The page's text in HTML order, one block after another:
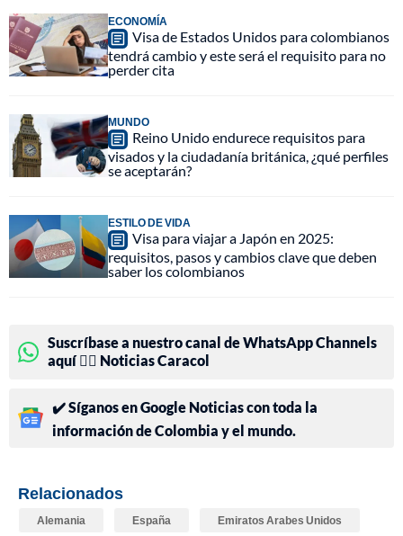
ECONOMÍA
Visa de Estados Unidos para colombianos
tendrá cambio y este será el requisito para no
perder cita
MUNDO
Reino Unido endurece requisitos para
visados y la ciudadanía británica, ¿qué perfiles
se aceptarán?
ESTILO DE VIDA
Visa para viajar a Japón en 2025:
requisitos, pasos y cambios clave que deben
saber los colombianos
Suscríbase a nuestro canal de WhatsApp Channels
aquí 👉🏻 Noticias Caracol
✔️ Síganos en Google Noticias con toda la
información de Colombia y el mundo.
Relacionados
Alemania España Emiratos Arabes Unidos